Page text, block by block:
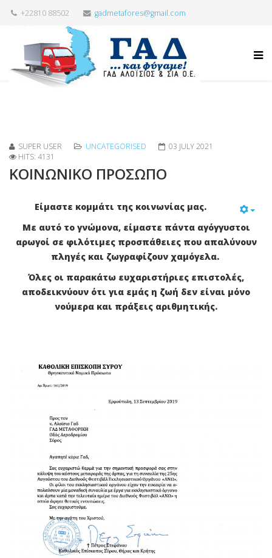
+22810 88502 gadmetafores@gmail.com
SUPER USER UNCATEGORISED
03 JULY 2021
HITS: 4131
ΚΟΙΝΩΝΙΚΟ ΠΡΟΣΩΠΟ
Είμαστε κομμάτι της κοινωνίας μας.
Με αυτό το γνώμονα, είμαστε πάντα αγόγγυστοι
αρωγοί σε φιλότιμες προσπάθειες που απαλύνουν
πληγές και ζωγραφίζουν χαμόγελα.
Όλες οι παρακάτω ευχαριστήριες επιστολές,
αποδεικνύουν ότι για εμάς η ζωή δεν είναι μόνο
νούμερα και πράξεις αριθμητικής.